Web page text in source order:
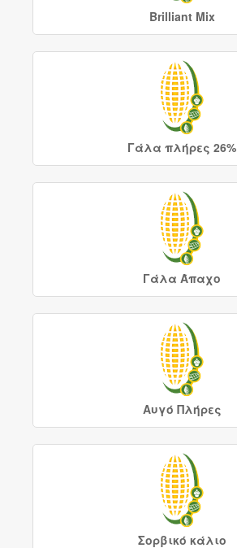
Brilliant Mix
Γάλα πλήρες 26%
Γάλα Άπαχο
Αυγό Πλήρες
Σορβικό κάλιο